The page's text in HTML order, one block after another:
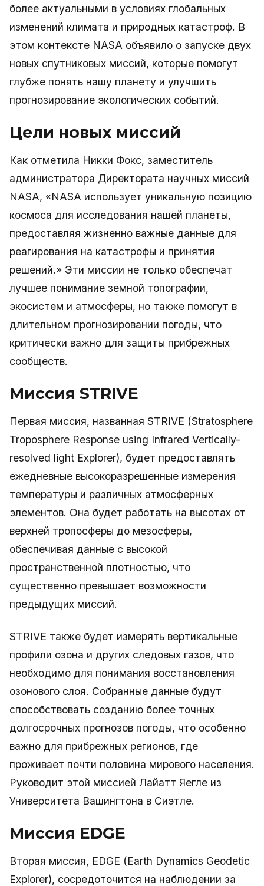
более актуальными в условиях глобальных
изменений климата и природных катастроф. В
этом контексте NASA объявило о запуске двух
новых спутниковых миссий, которые помогут
глубже понять нашу планету и улучшить
прогнозирование экологических событий.
Цели новых миссий
Как отметила Никки Фокс, заместитель
администратора Директората научных миссий
NASA, «NASA использует уникальную позицию
космоса для исследования нашей планеты,
предоставляя жизненно важные данные для
реагирования на катастрофы и принятия
решений.» Эти миссии не только обеспечат
лучшее понимание земной топографии,
экосистем и атмосферы, но также помогут в
длительном прогнозировании погоды, что
критически важно для защиты прибрежных
сообществ.
Миссия STRIVE
Первая миссия, названная STRIVE (Stratosphere
Troposphere Response using Infrared Vertically-
resolved light Explorer), будет предоставлять
ежедневные высокоразрешенные измерения
температуры и различных атмосферных
элементов. Она будет работать на высотах от
верхней тропосферы до мезосферы,
обеспечивая данные с высокой
пространственной плотностью, что
существенно превышает возможности
предыдущих миссий.
STRIVE также будет измерять вертикальные
профили озона и других следовых газов, что
необходимо для понимания восстановления
озонового слоя. Собранные данные будут
способствовать созданию более точных
долгосрочных прогнозов погоды, что особенно
важно для прибрежных регионов, где
проживает почти половина мирового населения.
Руководит этой миссией Лайатт Яегле из
Университета Вашингтона в Сиэтле.
Миссия EDGE
Вторая миссия, EDGE (Earth Dynamics Geodetic
Explorer), сосредоточится на наблюдении за